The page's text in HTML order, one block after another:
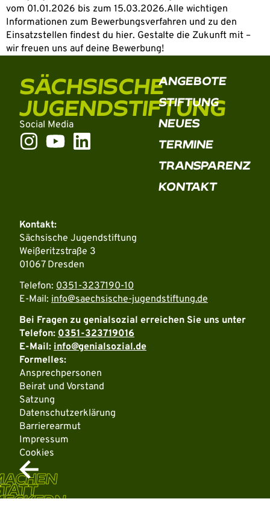
vom 01.01.2026 bis zum 15.03.2026.Alle wichtigen
Informationen zum Bewerbungsverfahren und zu den
Einsatzstellen findest du hier. Gestalte die Zukunft mit –
wir freuen uns auf deine Bewerbung!
SÄCHSISCHE
JUGENDSTIFTUNG
Social Media
ANGEBOTE
STIFTUNG
NEUES
TERMINE
TRANSPARENZ
KONTAKT
Kontakt:
Sächsische Jugendstiftung
Weißeritzstraße 3
01067 Dresden
Telefon: 0351-3237190-10
E-Mail: info@saechsische-jugendstiftung.de
Bei Fragen zu genialsozial erreichen Sie uns unter
Telefon: 0351-323719016
E-Mail: info@genialsozial.de
Formelles:
Ansprechpersonen
Beirat und Vorstand
Satzung
Datenschutzerklärung
Barrierearmut
Impressum
Cookies